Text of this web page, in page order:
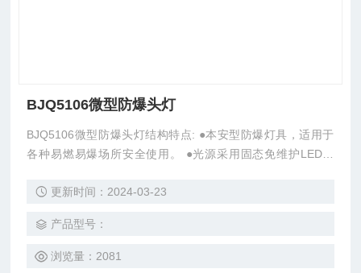
BJQ5106微型防爆头灯
BJQ5106微型防爆头灯结构特点: ●本安型防爆灯具，适用于
各种易燃易爆场所安全使用。 ●光源采用固态免维护LED光
池，安全、环保无污染。
更新时间：2024-03-23
产品型号：
浏览量：2081